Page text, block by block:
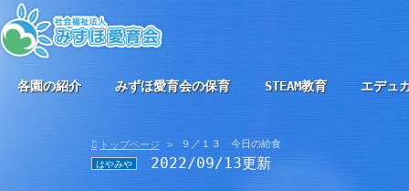
各園の紹介 みずほ愛育会の保育 STEAM教育 エデュ
トップページ ９／１３ 今日の給食
はやみや 2022/09/13更新